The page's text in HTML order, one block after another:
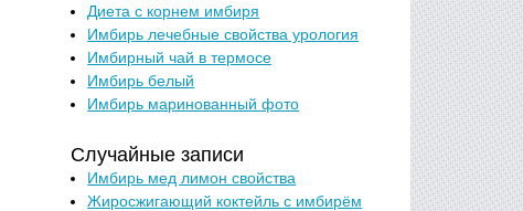
Диета с корнем имбиря
Имбирь лечебные свойства урология
Имбирный чай в термосе
Имбирь белый
Имбирь маринованный фото
Случайные записи
Имбирь мед лимон свойства
Жиросжигающий коктейль с имбирём